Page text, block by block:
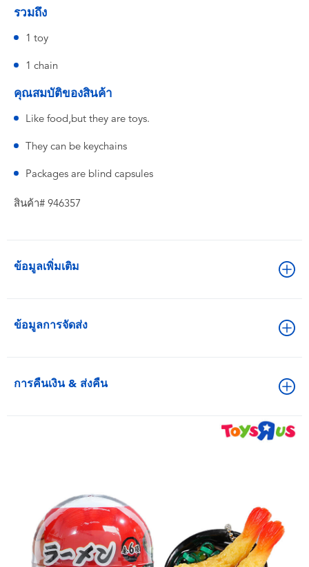
รวมถึง
1 toy
1 chain
คุณสมบัติของสินค้า
Like food,but they are toys.
They can be keychains
Packages are blind capsules
สินค้า# 946357
ข้อมูลเพิ่มเติม
ข้อมูลการจัดส่ง
การคืนเงิน & ส่งคืน